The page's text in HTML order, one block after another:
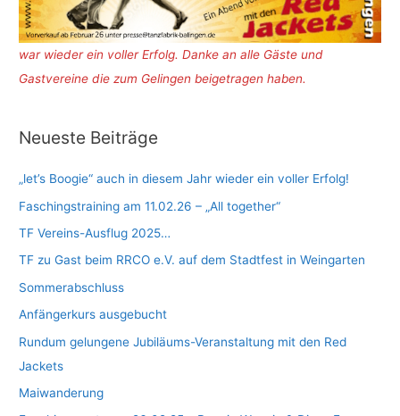
war wieder ein voller Erfolg. Danke an alle Gäste und
Gastvereine die zum Gelingen beigetragen haben.
Neueste Beiträge
„let’s Boogie“ auch in diesem Jahr wieder ein voller Erfolg!
Faschingstraining am 11.02.26 – „All together“
TF Vereins-Ausflug 2025…
TF zu Gast beim RRCO e.V. auf dem Stadtfest in Weingarten
Sommerabschluss
Anfängerkurs ausgebucht
Rundum gelungene Jubiläums-Veranstaltung mit den Red
Jackets
Maiwanderung